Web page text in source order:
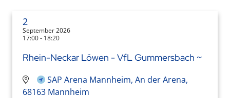
2
September 2026
17:00 - 18:20
Rhein-Neckar Löwen - VfL Gummersbach ~
SAP Arena Mannheim, An der Arena,
68163 Mannheim